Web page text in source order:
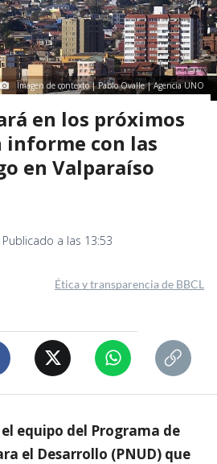
Imagen de contexto | Pablo Ovalle | Agencia UNO
en los próximos
informe con las
en Valparaíso
a las 13:53
Ética y transparencia de BBCL
equipo del Programa de
el Desarrollo (PNUD) que